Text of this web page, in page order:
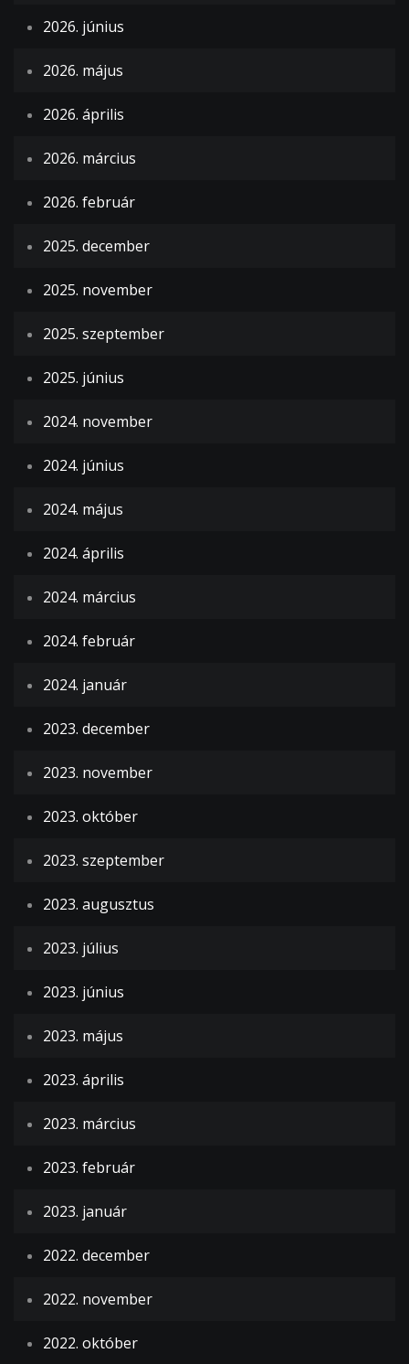
2026. június
2026. május
2026. április
2026. március
2026. február
2025. december
2025. november
2025. szeptember
2025. június
2024. november
2024. június
2024. május
2024. április
2024. március
2024. február
2024. január
2023. december
2023. november
2023. október
2023. szeptember
2023. augusztus
2023. július
2023. június
2023. május
2023. április
2023. március
2023. február
2023. január
2022. december
2022. november
2022. október